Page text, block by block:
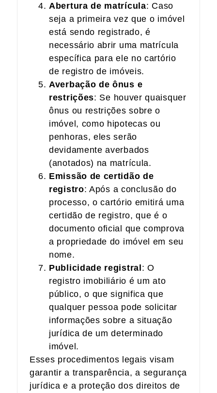
Abertura de matrícula: Caso
seja a primeira vez que o imóvel
está sendo registrado, é
necessário abrir uma matrícula
específica para ele no cartório
de registro de imóveis.
Averbação de ônus e
restrições: Se houver quaisquer
ônus ou restrições sobre o
imóvel, como hipotecas ou
penhoras, eles serão
devidamente averbados
(anotados) na matrícula.
Emissão de certidão de
registro: Após a conclusão do
processo, o cartório emitirá uma
certidão de registro, que é o
documento oficial que comprova
a propriedade do imóvel em seu
nome.
Publicidade registral: O
registro imobiliário é um ato
público, o que significa que
qualquer pessoa pode solicitar
informações sobre a situação
jurídica de um determinado
imóvel.
Esses procedimentos legais visam
garantir a transparência, a segurança
jurídica e a proteção dos direitos de